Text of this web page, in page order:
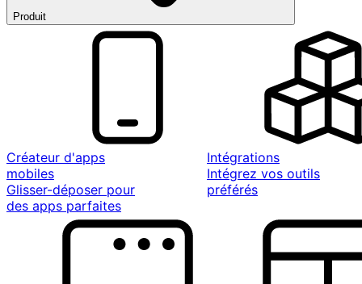
Produit
Créateur d'apps
mobiles
Glisser-déposer pour
des apps parfaites
Intégrations
Intégrez vos outils
préférés